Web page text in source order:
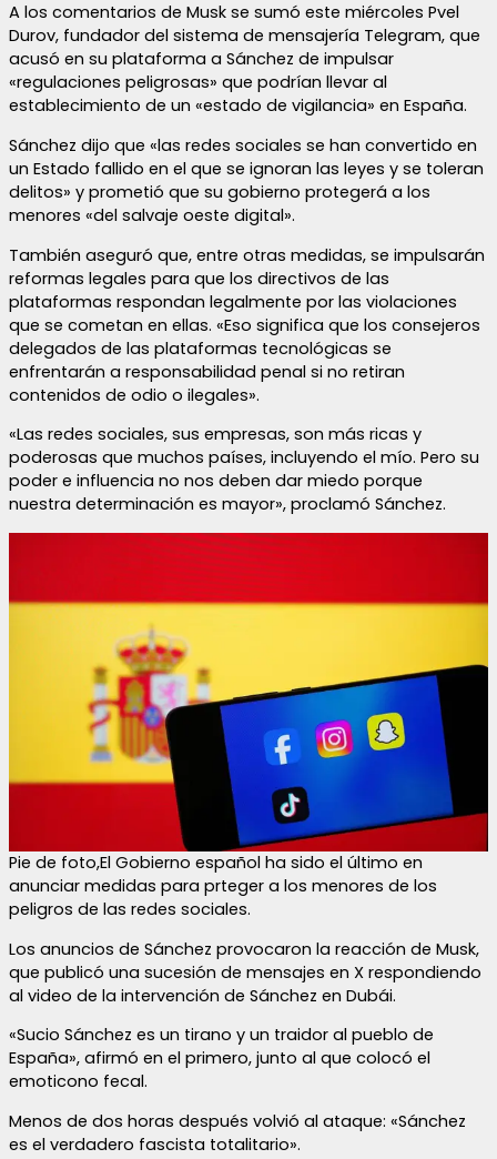
A los comentarios de Musk se sumó este miércoles Pvel
Durov, fundador del sistema de mensajería Telegram, que
acusó en su plataforma a Sánchez de impulsar
«regulaciones peligrosas» que podrían llevar al
establecimiento de un «estado de vigilancia» en España.
Sánchez dijo que «las redes sociales se han convertido en
un Estado fallido en el que se ignoran las leyes y se toleran
delitos» y prometió que su gobierno protegerá a los
menores «del salvaje oeste digital».
También aseguró que, entre otras medidas, se impulsarán
reformas legales para que los directivos de las
plataformas respondan legalmente por las violaciones
que se cometan en ellas. «Eso significa que los consejeros
delegados de las plataformas tecnológicas se
enfrentarán a responsabilidad penal si no retiran
contenidos de odio o ilegales».
«Las redes sociales, sus empresas, son más ricas y
poderosas que muchos países, incluyendo el mío. Pero su
poder e influencia no nos deben dar miedo porque
nuestra determinación es mayor», proclamó Sánchez.
Pie de foto,El Gobierno español ha sido el último en
anunciar medidas para prteger a los menores de los
peligros de las redes sociales.
Los anuncios de Sánchez provocaron la reacción de Musk,
que publicó una sucesión de mensajes en X respondiendo
al video de la intervención de Sánchez en Dubái.
«Sucio Sánchez es un tirano y un traidor al pueblo de
España», afirmó en el primero, junto al que colocó el
emoticono fecal.
Menos de dos horas después volvió al ataque: «Sánchez
es el verdadero fascista totalitario».